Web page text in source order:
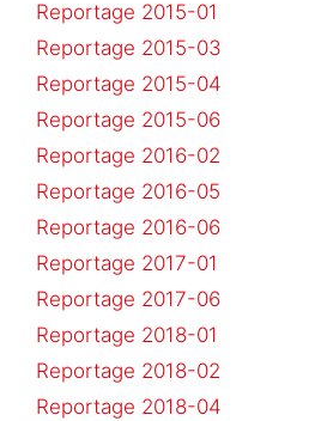
Reportage 2015-01
Reportage 2015-03
Reportage 2015-04
Reportage 2015-06
Reportage 2016-02
Reportage 2016-05
Reportage 2016-06
Reportage 2017-01
Reportage 2017-06
Reportage 2018-01
Reportage 2018-02
Reportage 2018-04